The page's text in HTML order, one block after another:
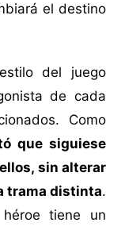
el destino
del juego
de cada
Como
que siguiese
sin alterar
trama distinta.
tiene un